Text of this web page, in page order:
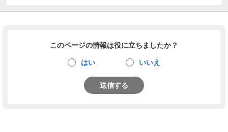
このページの情報は役に立ちましたか？
はい いいえ
送信する